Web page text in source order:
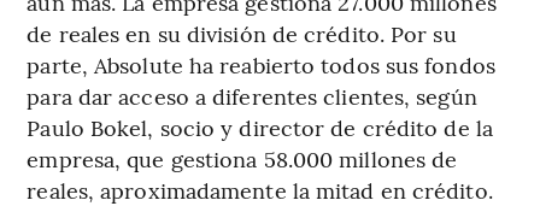
de reales en su división de crédito. Por su
parte, Absolute ha reabierto todos sus fondos
para dar acceso a diferentes clientes, según
Paulo Bokel, socio y director de crédito de la
empresa, que gestiona 58.000 millones de
reales, aproximadamente la mitad en crédito.